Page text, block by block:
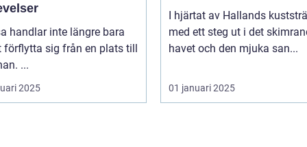
handlar inte längre bara
förflytta sig från en plats till
...
2025
I hjärtat av Hallands
med ett steg ut i det
havet och den mjuka san...
01 januari 2025